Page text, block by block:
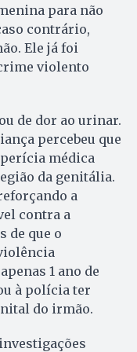
para não
contrário,
Ele já foi
violento
de dor ao urinar.
percebeu que
médica
da genitália.
a
contra a
de que o
1 ano de
à polícia ter
do irmão.